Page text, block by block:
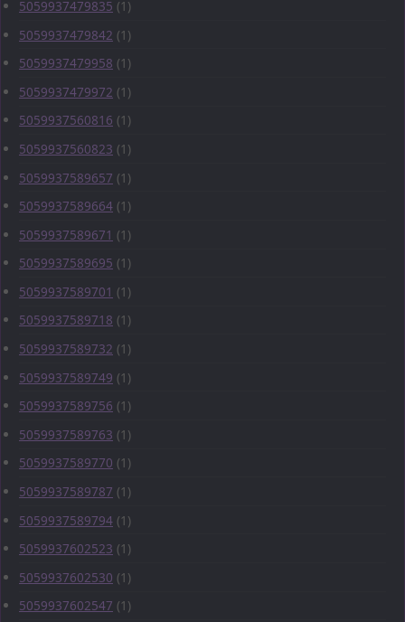
5059937479835 (1)
5059937479842 (1)
5059937479958 (1)
5059937479972 (1)
5059937560816 (1)
5059937560823 (1)
5059937589657 (1)
5059937589664 (1)
5059937589671 (1)
5059937589695 (1)
5059937589701 (1)
5059937589718 (1)
5059937589732 (1)
5059937589749 (1)
5059937589756 (1)
5059937589763 (1)
5059937589770 (1)
5059937589787 (1)
5059937589794 (1)
5059937602523 (1)
5059937602530 (1)
5059937602547 (1)